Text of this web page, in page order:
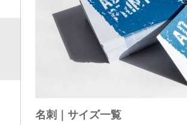
名刺｜サイズ一覧